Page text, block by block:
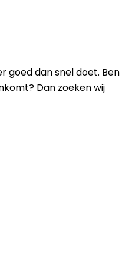
goed dan snel doet. Ben
Dan zoeken wij